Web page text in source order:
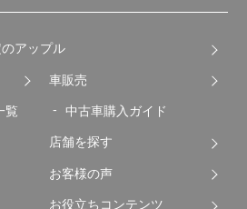
アップル
覧
車販売
中古車購入ガイド
店舗を探す
お客様の声
お役立ちコンテンツ